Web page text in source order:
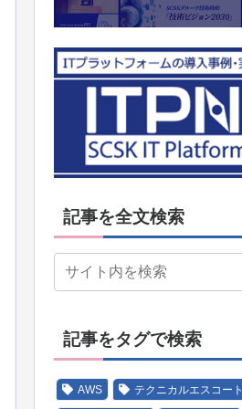
記事を全文検索
記事をタグで検索
AWS テクニカルエスコート